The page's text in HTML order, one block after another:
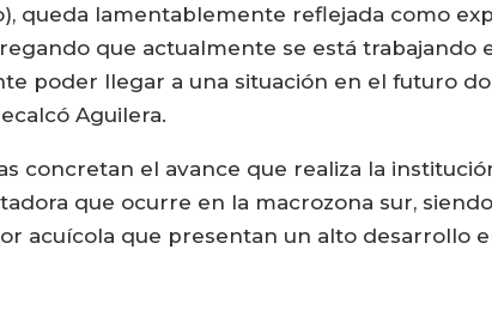
queda lamentablemente reflejada como
que actualmente se está trabajando
poder llegar a una situación en el futuro
Aguilera.
concretan el avance que realiza la
que ocurre en la macrozona sur,
acuícola que presentan un alto desarrollo